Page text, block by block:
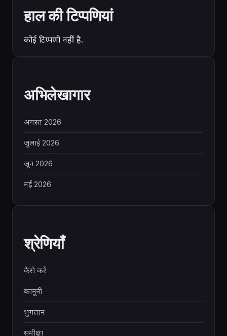
हाल की टिप्पणियां
कोई टिप्पणी नहीं है.
अभिलेखागार
अगस्त 2026
जुलाई 2026
जून 2026
मई 2026
श्रेणियाँ
कैसे करें
कानूनी
भुगतान
समीक्षा